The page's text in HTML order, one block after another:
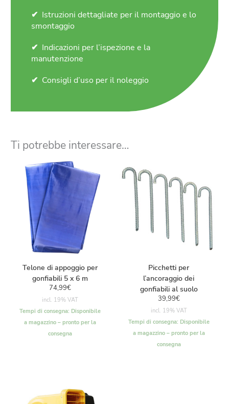
Istruzioni dettagliate per il montaggio e lo
smontaggio
Indicazioni per l’ispezione e la
manutenzione
Consigli d’uso per il noleggio
Ti potrebbe interessare…
Telone di appoggio per
gonfiabili 5 x 6 m
74,99€
incl. 19% VAT
Tempi di consegna: Disponibile
a magazzino – pronto per la
consegna
Picchetti per
l’ancoraggio dei
gonfiabili al suolo
39,99€
incl. 19% VAT
Tempi di consegna: Disponibile
a magazzino – pronto per la
consegna